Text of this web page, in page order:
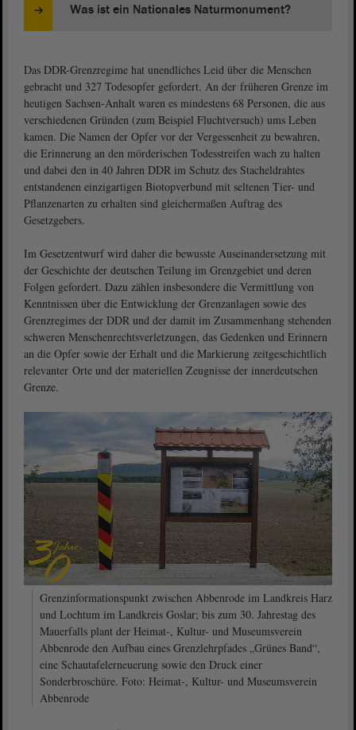
Was ist ein Nationales Naturmonument?
Das DDR-Grenzregime hat unendliches Leid über die Menschen
gebracht und 327 Todesopfer gefordert. An der früheren Grenze im
heutigen Sachsen-Anhalt waren es mindestens 68 Personen, die aus
verschiedenen Gründen (zum Beispiel Fluchtversuch) ums Leben
kamen. Die Namen der Opfer vor der Vergessenheit zu bewahren,
die Erinnerung an den mörderischen Todesstreifen wach zu halten
und dabei den in 40 Jahren DDR im Schutz des Stacheldrahtes
entstandenen einzigartigen Biotopverbund mit seltenen Tier- und
Pflanzenarten zu erhalten sind gleichermaßen Auftrag des
Gesetzgebers.
Im Gesetzentwurf wird daher die bewusste Auseinandersetzung mit
der Geschichte der deutschen Teilung im Grenzgebiet und deren
Folgen gefordert. Dazu zählen insbesondere die Vermittlung von
Kenntnissen über die Entwicklung der Grenzanlagen sowie des
Grenzregimes der DDR und der damit im Zusammenhang stehenden
schweren Menschenrechtsverletzungen, das Gedenken und Erinnern
an die Opfer sowie der Erhalt und die Markierung zeitgeschichtlich
relevanter Orte und der materiellen Zeugnisse der innerdeutschen
Grenze.
Grenzinformationspunkt zwischen Abbenrode im Landkreis Harz
und Lochtum im Landkreis Goslar; bis zum 30. Jahrestag des
Mauerfalls plant der Heimat-, Kultur- und Museumsverein
Abbenrode den Aufbau eines Grenzlehrpfades „Grünes Band“,
eine Schautafelerneuerung sowie den Druck einer
Sonderbroschüre. Foto: Heimat-, Kultur- und Museumsverein
Abbenrode